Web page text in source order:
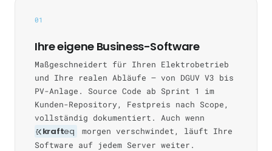
01
Ihre eigene Business-Software
Maßgeschneidert für Ihren Elektrobetrieb
und Ihre realen Abläufe — von DGUV V3 bis
PV-Anlage. Source Code ab Sprint 1 im
Kunden-Repository, Festpreis nach Scope,
vollständig dokumentiert. Auch wenn
krafteq
morgen verschwindet, läuft Ihre
Software auf jedem Server weiter.